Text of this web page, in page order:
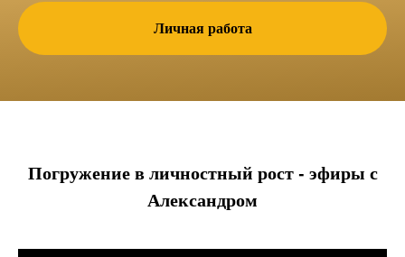
Личная работа
Погружение в личностный рост - эфиры с
Александром